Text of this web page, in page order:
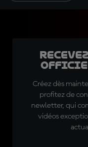
Créez dès
profitez de
newletter, qui
vidéos